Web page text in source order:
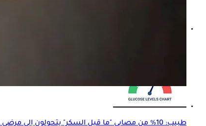
طبيب: 10% من مصابي "ما قبل السكر" يتحولون إلى مرضى سكري سنويا.. تفاصيل